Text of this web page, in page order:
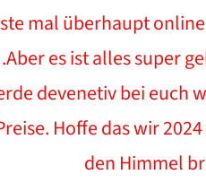
mal überhaupt
es ist alles super
devenetiv bei euch
Hoffe das wir
den Himmel